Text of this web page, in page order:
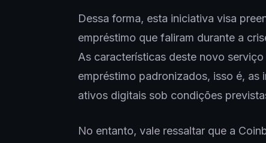
Dessa forma, esta iniciativa visa
empréstimo que faliram durante a
As características deste novo
empréstimo padronizados, isso é, as
ativos digitais sob condições
No entanto, vale ressaltar que a